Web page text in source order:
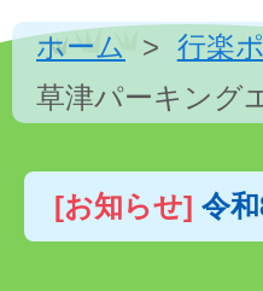
ホーム 行楽
草津パーキング
[お知らせ] 令